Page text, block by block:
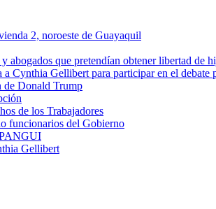
2, noroeste de Guayaquil
abogados que pretendían obtener libertad de
Cynthia Gellibert para participar en el debate
de Donald Trump
de los Trabajadores
funcionarios del Gobierno
Gellibert